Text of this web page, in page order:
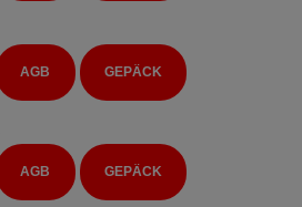
AGB GEPÄCK
AGB GEPÄCK